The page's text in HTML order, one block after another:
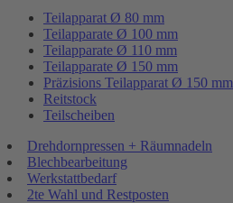
Teilapparat Ø 80 mm
Teilapparate Ø 100 mm
Teilapparate Ø 110 mm
Teilapparate Ø 150 mm
Präzisions Teilapparat Ø 150 mm
Reitstock
Teilscheiben
Drehdornpressen + Räumnadeln
Blechbearbeitung
Werkstattbedarf
2te Wahl und Restposten